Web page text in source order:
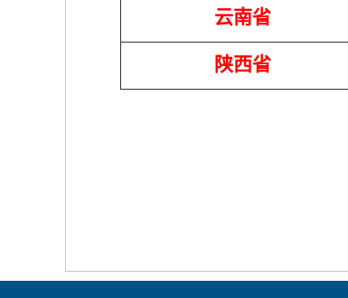
云南省
陕西省